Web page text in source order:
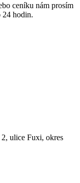
ceníku nám prosím
24 hodin.
ulice Fuxi, okres